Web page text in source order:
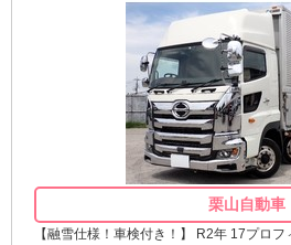
栗山自動車
【融雪仕様！車検付き！】 R2年 17プロ